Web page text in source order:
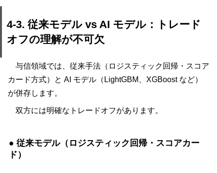
4-3. 従来モデル vs AI モデル：トレード
オフの理解が不可欠
与信領域では、従来手法（ロジスティック回帰・スコア
カード方式）と AI モデル（LightGBM、XGBoost など）
が併存します。
双方には明確なトレードオフがあります。
● 従来モデル（ロジスティック回帰・スコアカー
ド）